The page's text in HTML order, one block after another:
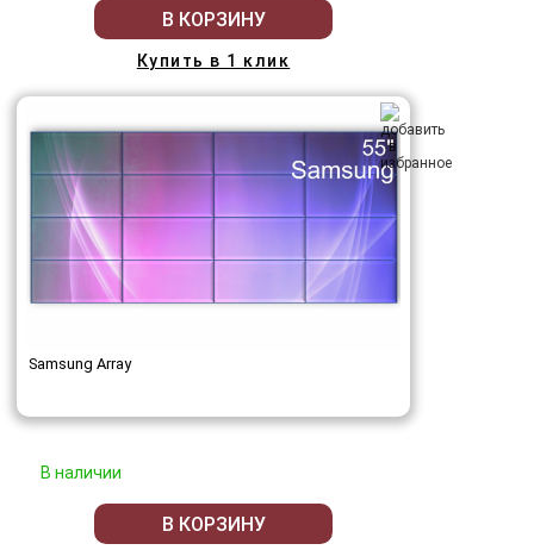
В КОРЗИНУ
Купить в 1 клик
Samsung Array
В наличии
В КОРЗИНУ